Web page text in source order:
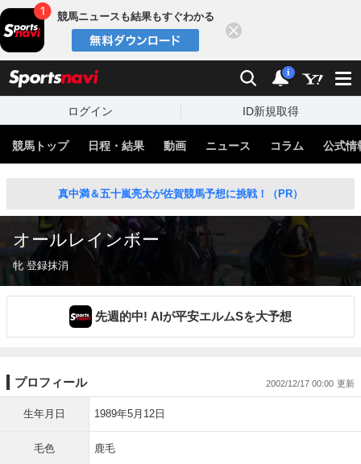
競馬ニュースも結果もすぐわかる
検索 通知
i
ログイン ID新規取得
競馬トップ 日程・結果 動画 ニュース コラム 公式情
真中満＆五十嵐亮太が佐賀競馬予想に挑戦！（PR）
オールレインボー
牝 登録抹消
先週的中! AIが平安エルムSを大予想
プロフィール 2002/12/17 00:00
生年月日 1989年5月12日
毛色 鹿毛